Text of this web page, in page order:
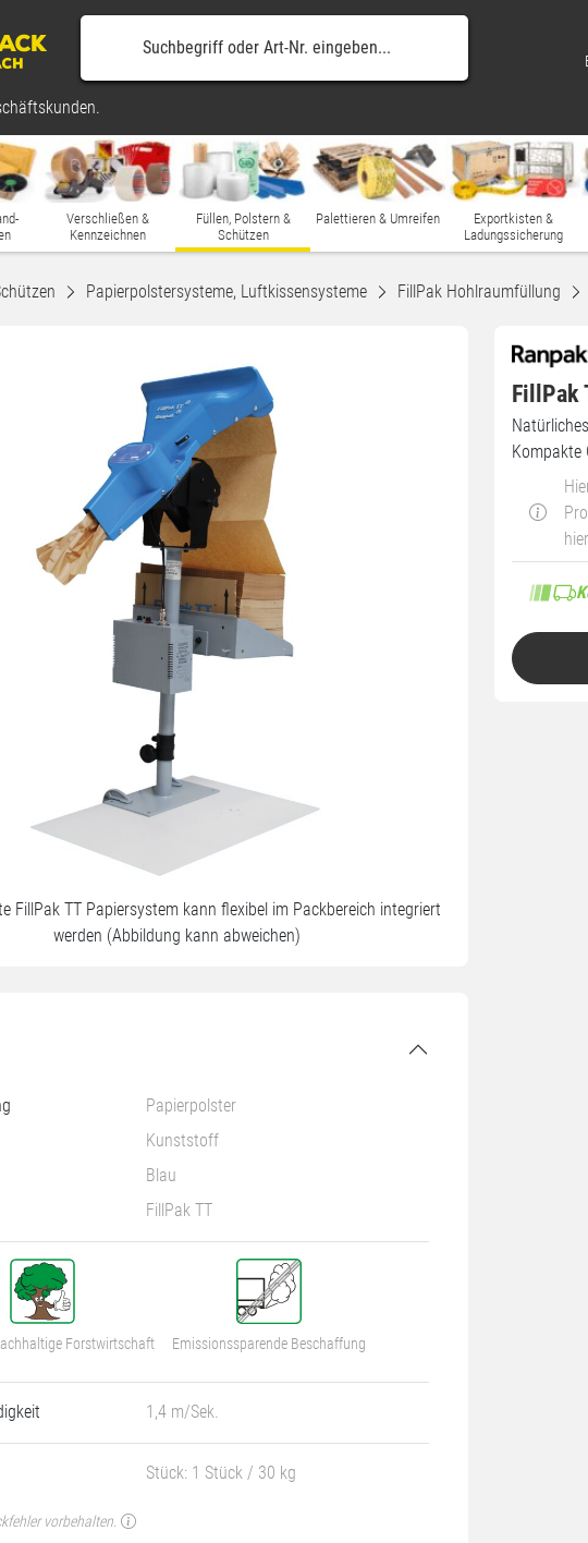
Verschließen &
Kennzeichnen
Füllen, Polstern &
Schützen
Palettieren & Umreifen
Exportkisten &
Ladungssicherung
Papierpolstersysteme, Luftkissensysteme FillPak Hohlraumfüllung
FillPak TT Papiersystem kann flexibel im Packbereich integriert
werden (Abbildung kann abweichen)
Papierpolster
Kunststoff
Blau
FillPak TT
Forstwirtschaft Emissionssparende Beschaffung
1,4 m/Sek.
Stück: 1 Stück / 30 kg
vorbehalten.
FillPak